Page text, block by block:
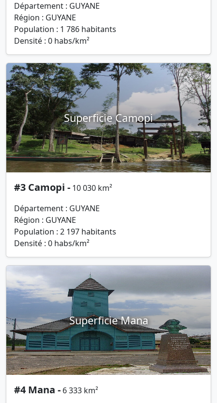
Département : GUYANE
Région : GUYANE
Population : 1 786 habitants
Densité : 0 habs/km²
Superficie Camopi
#3 Camopi - 10 030 km²
Département : GUYANE
Région : GUYANE
Population : 2 197 habitants
Densité : 0 habs/km²
Superficie Mana
#4 Mana - 6 333 km²